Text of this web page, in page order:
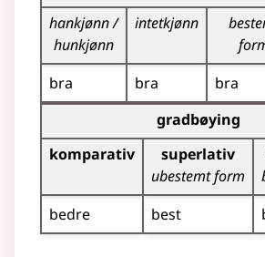
hankjønn /
hunkjønn
intetkjønn
bra
bra bra
Bøyingstabell for dettegradbøying
komparativ
superlativ
ubestemt form
bedre
best